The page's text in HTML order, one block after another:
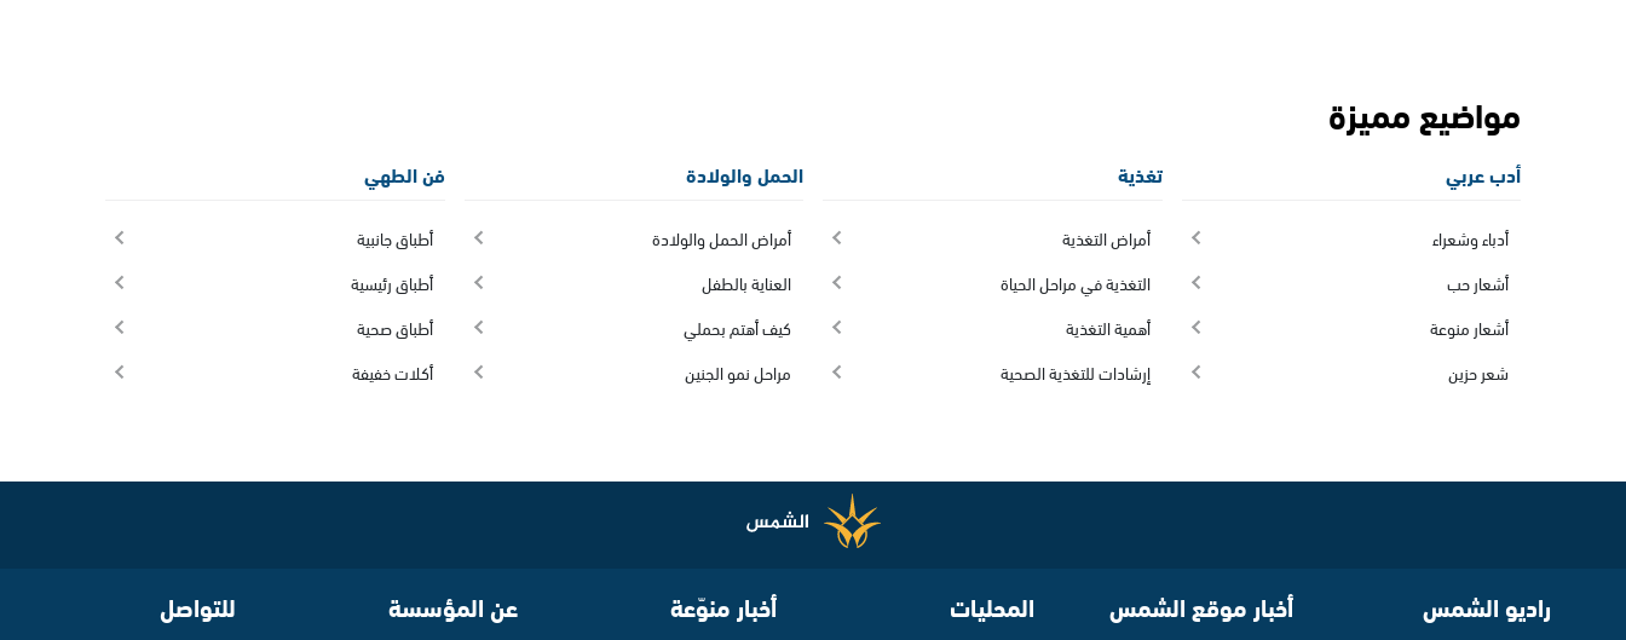
مواضيع مميزة
أدب عربي
أدباء وشعراء
أشعار حب
أشعار منوعة
شعر حزين
تغذية
أمراض التغذية
التغذية في مراحل الحياة
أهمية التغذية
إرشادات للتغذية الصحية
الحمل والولادة
أمراض الحمل والولادة
العناية بالطفل
كيف أهتم بحملي
مراحل نمو الجنين
فن الطهي
أطباق جانبية
أطباق رئيسية
أطباق صحية
أكلات خفيفة
راديو الشمس أخبار موقع الشمس المحليات أخبار منوّعة عن المؤسسة للتواصل